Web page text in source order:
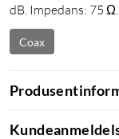
dB. Impedans: 75 Ω.
Coax